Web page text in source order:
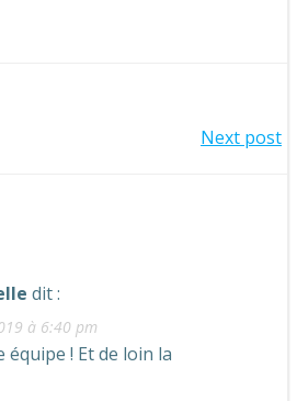
Next post
dit :
à 6:40 pm
équipe ! Et de loin la